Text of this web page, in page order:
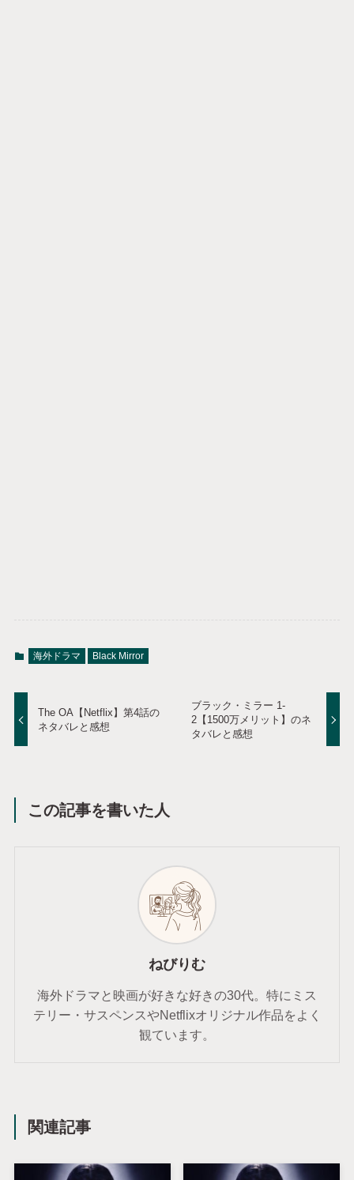
海外ドラマ Black Mirror
The OA【Netflix】第4話の
ネタバレと感想
ブラック・ミラー 1-
2【1500万メリット】のネ
タバレと感想
この記事を書いた人
ねびりむ
海外ドラマと映画が好きな好きの30代。特にミス
テリー・サスペンスやNetflixオリジナル作品をよく
観ています。
関連記事